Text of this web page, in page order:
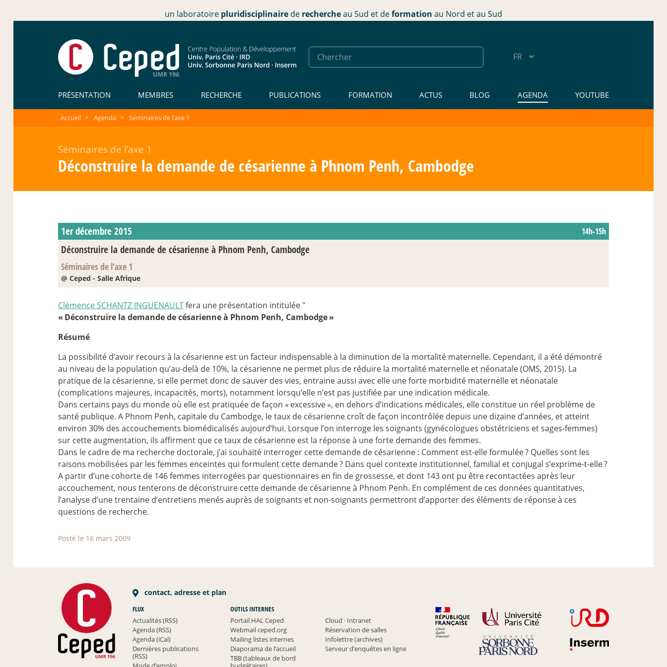
un laboratoire pluridisciplinaire de rechercheau Sud et deformation au Nord et au Sud
PRÉSENTATION MEMBRES RECHERCHE PUBLICATIONS FORMATION ACTUS BLOG AGENDA YOUTUBE
Accueil > Agenda > Séminaires de l’axe 1
Séminaires de l’axe 1
Déconstruire la demande de césarienne à Phnom Penh, Cambodge
1er décembre 2015 14h-15h
Déconstruire la demande de césarienne à Phnom Penh, Cambodge
Séminaires de l’axe 1
@ Ceped - Salle Afrique
Clémence SCHANTZ INGUENAULTfera une présentation intitulée "
« Déconstruire la demande de césarienne à Phnom Penh, Cambodge»
Résumé
La possibilité d’avoir recours à la césarienne est un facteur indispensable à la diminution de la mortalité maternelle. Cependant, il a été démontré
au niveau de la population qu’au-delà de 10%, la césarienne ne permet plus de réduire la mortalité maternelle et néonatale (OMS, 2015). La
pratique de la césarienne, si elle permet donc de sauver des vies, entraine aussi avec elle une forte morbidité maternelle et néonatale
(complications majeures, incapacités, morts), notamment lorsqu’elle n’est pas justifiée par une indication médicale.
Dans certains pays du monde où elle est pratiquée de façon « excessive», en dehors d’indications médicales, elle constitue un réel problème de
santé publique. A Phnom Penh, capitale du Cambodge, le taux de césarienne croît de façon incontrôlée depuis une dizaine d’années, et atteint
environ 30% des accouchements biomédicalisés aujourd’hui. Lorsque l’on interroge les soignants (gynécologues obstétriciens et sages-femmes)
sur cette augmentation, ils affirment que ce taux de césarienne est la réponse à une forte demande des femmes.
Dans le cadre de ma recherche doctorale, j’ai souhaité interroger cette demande de césarienne : Comment est-elle formulée? Quelles sont les
raisons mobilisées par les femmes enceintes qui formulent cette demande? Dans quel contexte institutionnel, familial et conjugal s’exprime-t-elle?
A partir d’une cohorte de 146 femmes interrogées par questionnaires en fin de grossesse, et dont 143 ont pu être recontactées après leur
accouchement, nous tenterons de déconstruire cette demande de césarienne à Phnom Penh. En complément de ces données quantitatives,
l’analyse d’une trentaine d’entretiens menés auprès de soignants et non-soignants permettront d’apporter des éléments de réponse à ces
questions de recherche.
Posté le 16 mars 2009
contact, adresse et plan
FLUX
Actualités (RSS)
Agenda (RSS)
Agenda (iCal)
Dernières publications
(RSS)
OUTILS INTERNES
Portail HAL Ceped
Cloud · Intranet
Webmail ceped.org
Réservation de salles
Mailing listes internes
Infolettre (archives)
Diaporama de l’accueil
Serveur d’enquêtes en ligne
TBB (tableaux de bord